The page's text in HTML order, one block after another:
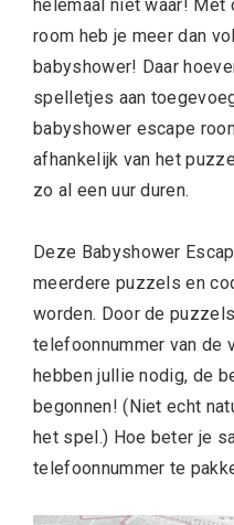
helemaal niet waar!
room heb je meer dan
babyshower! Daar
spelletjes aan
babyshower escape
afhankelijk van het
zo al een uur duren.
Deze Babyshower
meerdere puzzels en
worden. Door de
telefoonnummer van de
hebben jullie nodig, de
begonnen! (Niet echt
het spel.) Hoe beter je
telefoonnummer te